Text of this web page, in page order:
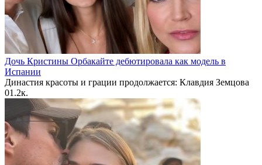
Дочь Кристины Орбакайте дебютировала как модель в
Испании
Династия красоты и грации продолжается: Клавдия Земцова
01.2к.